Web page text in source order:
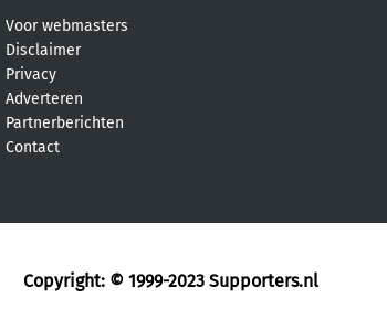
Voor webmasters
Disclaimer
Privacy
Adverteren
Partnerberichten
Contact
Copyright: © 1999-2023 Supporters.nl